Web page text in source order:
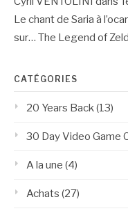
Le chant de Saria à
sur… The Legend of
CATÉGORIES
20 Years Back(13)
30 Day Video Game
A la une (4)
Achats (27)